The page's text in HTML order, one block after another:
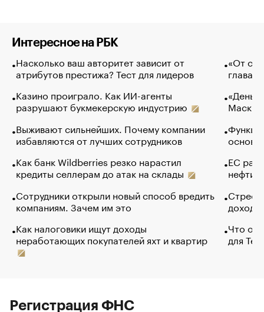
Интересное на РБК
Насколько ваш авторитет зависит от
атрибутов престижа? Тест для лидеров
Казино проиграло. Как ИИ-агенты
разрушают букмекерскую индустрию
Выживают сильнейших. Почему компании
избавляются от лучших сотрудников
Как банк Wildberries резко нарастил
кредиты селлерам до атак на склады
Сотрудники открыли новый способ вредить
компаниям. Зачем им это
Как налоговики ищут доходы
неработающих покупателей яхт и квартир
«От
глава
Маск в
основ
ЕС
нефти
Что
для
Регистрация ФНС